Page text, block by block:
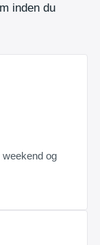
inden du
weekend og